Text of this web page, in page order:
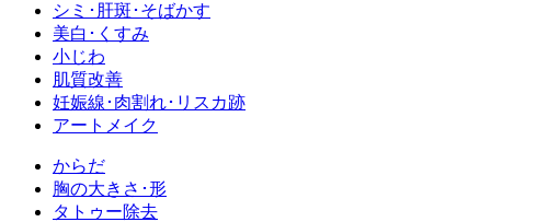
シミ･肝斑･そばかす
美白･くすみ
小じわ
肌質改善
妊娠線･肉割れ･リスカ跡
アートメイク
からだ
胸の大きさ･形
タトゥー除去